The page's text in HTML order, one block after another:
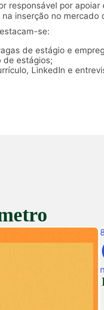
responsável por
inserção no mercado
se:
de estágio e
de estágios;
LinkedIn e